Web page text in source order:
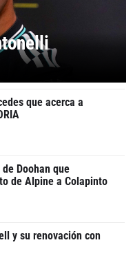
que acerca a
de Doohan que
de Alpine a Colapinto
y su renovación con